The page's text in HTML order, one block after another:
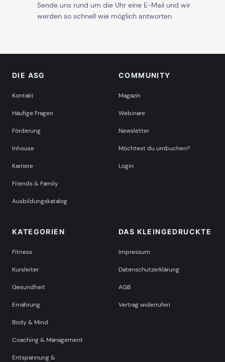
Sende uns rund um die Uhr eine E-Mail und wir
werden so schnell wie möglich antworten.
DIE ASG
Kontakt
Häufige Fragen
Förderung
Inhouse
Karriere
Friends & Family
Ausbildungskatalog
COMMUNITY
Magazin
Webinare
Newsletter
Möchtest du umbuchen?
Login
KATEGORIEN
Fitness
Kursleiter
Gesundheit
Ernährung
Body & Mind
Coaching & Management
Entspannung &
DAS KLEINGEDRUCKTE
Impressum
Datenschutzerklärung
AGB
Vertrag widerrufen